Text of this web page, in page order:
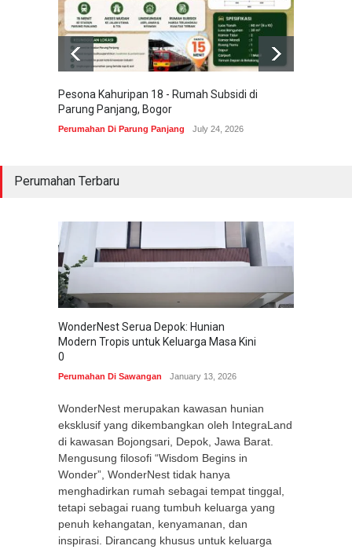
Pesona Kahuripan 18 - Rumah Subsidi di
Parung Panjang, Bogor
Perumahan Di Parung Panjang July 24, 2026
Perumahan Terbaru
WonderNest Serua Depok: Hunian
Modern Tropis untuk Keluarga Masa Kini
0
Perumahan Di Sawangan January 13, 2026
WonderNest merupakan kawasan hunian
eksklusif yang dikembangkan oleh IntegraLand
di kawasan Bojongsari, Depok, Jawa Barat.
Mengusung filosofi “Wisdom Begins in
Wonder”, WonderNest tidak hanya
menghadirkan rumah sebagai tempat tinggal,
tetapi sebagai ruang tumbuh keluarga yang
penuh kehangatan, kenyamanan, dan
inspirasi. Dirancang khusus untuk keluarga